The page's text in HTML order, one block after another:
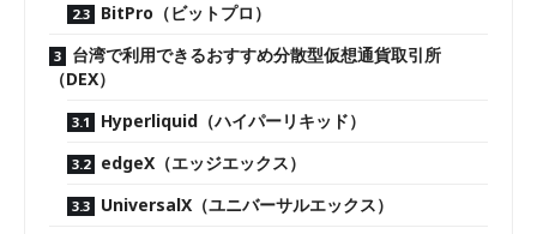
BitPro（ビットプロ）
台湾で利用できるおすすめ分散型仮想通貨取引所
（DEX）
Hyperliquid（ハイパーリキッド）
edgeX（エッジエックス）
UniversalX（ユニバーサルエックス）